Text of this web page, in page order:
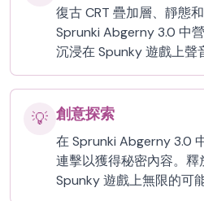
復古 CRT 疊加層、靜態
Sprunki Abgerny 3.0 中
沉浸在 Spunky 遊戲上聲
💡 創意探索
在 Sprunki Abgerny 3.0
連擊以獲得秘密內容。
Spunky 遊戲上無限的可能